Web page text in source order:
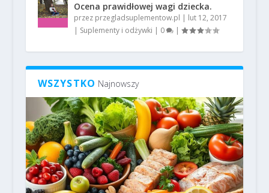
Ocena prawidłowej wagi dziecka.
przez przegladsuplementow.pl
lut 12, 2017
Suplementy i odżywki 0 |
WSZYSTKO Najnowszy